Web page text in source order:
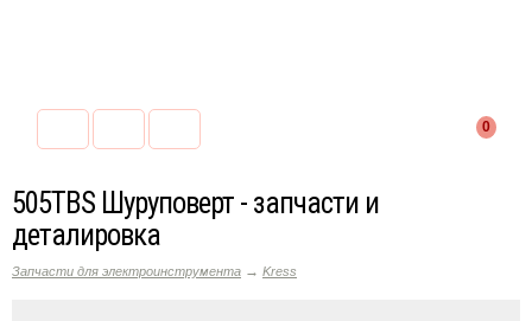
0
505TBS Шуруповерт - запчасти и
деталировка
Запчасти для электроинструмента → Kress